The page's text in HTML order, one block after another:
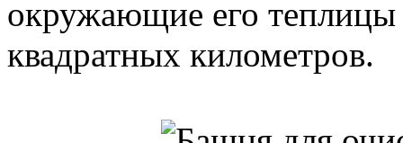
окружающие его теплицы
квадратных километров.